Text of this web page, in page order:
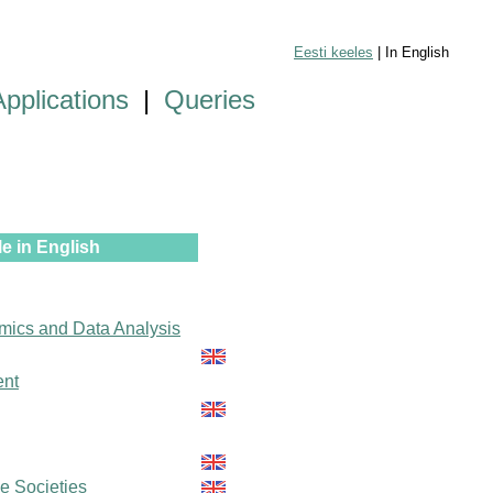
Eesti keeles | In English
| Queries
in English
and Data Analysis
Societies